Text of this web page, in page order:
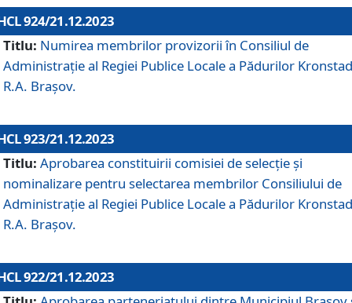
924/21.12.2023
Titlu: Numirea membrilor provizorii în Consiliul de
Administraţie al Regiei Publice Locale a Pădurilor
R.A. Brașov.
923/21.12.2023
Titlu: Aprobarea constituirii comisiei de selecție și
nominalizare pentru selectarea membrilor Consiliului de
Administrație al Regiei Publice Locale a Pădurilor
R.A. Brașov.
922/21.12.2023